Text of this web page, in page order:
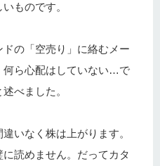
ものです。
の「空売り」に絡むメー
何ら心配はしていない…で
べました。
いなく株は上がります。
読めません。だってカタ